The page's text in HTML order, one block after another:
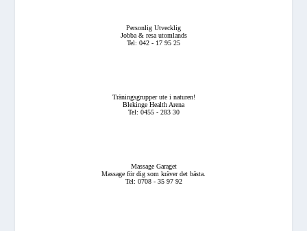
Personlig Utvecklig
Jobba & resa utomlands
Tel: 042 - 17 95 25
Träningsgrupper ute i naturen!
Blekinge Health Arena
Tel: 0455 - 283 30
Massage Garaget
Massage för dig som kräver det bästa.
Tel: 0708 - 35 97 92